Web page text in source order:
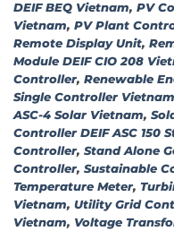
DEIF BEQ Vietnam, PV
Vietnam, PV Plant
Remote Display Unit,
Module DEIF CIO 208
Controller, Renewable
Single Controller Vietnam
ASC-4 Solar Vietnam,
Controller DEIF ASC 150
Controller, Stand Alone
Controller, Sustainable
Temperature Meter,
Vietnam, Utility Grid
Vietnam, Voltage